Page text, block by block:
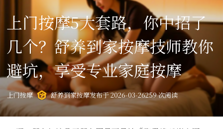
上门按摩5大套路，你中招了
几个？舒养到家按摩技师教你
避坑，享受专业家庭按摩
上门按摩 舒养到家按摩发布于 2026-03-26259 次阅读